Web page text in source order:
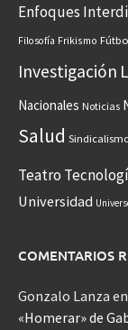
Enfoques
Filosofía Frikismo
Investigación
Nacionales Noticias
Salud
Teatro
Universidad
COMENTARIOS
Gonzalo Lanza en
«Homerar» de